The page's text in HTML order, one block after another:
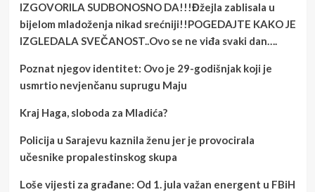
IZGOVORILA SUDBONOSNO DA!!!Đžejla zablisala u
bijelom mladoženja nikad srećniji!!POGEDAJTE KAKO JE
IZGLEDALA SVEČANOST..Ovo se ne viđa svaki dan….
Poznat njegov identitet: Ovo je 29-godišnjak koji je
usmrtio nevjenčanu suprugu Maju
Kraj Haga, sloboda za Mladića?
Policija u Sarajevu kaznila ženu jer je provocirala
učesnike propalestinskog skupa
Loše vijesti za građane: Od 1. jula važan energent u FBiH